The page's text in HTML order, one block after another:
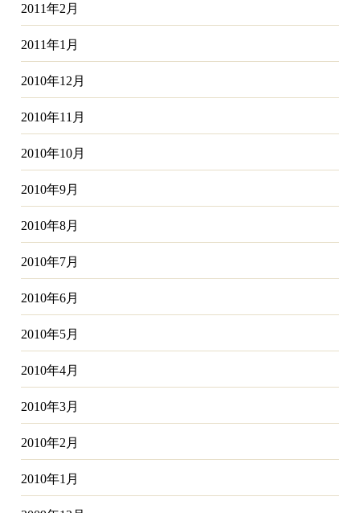
2011年2月
2011年1月
2010年12月
2010年11月
2010年10月
2010年9月
2010年8月
2010年7月
2010年6月
2010年5月
2010年4月
2010年3月
2010年2月
2010年1月